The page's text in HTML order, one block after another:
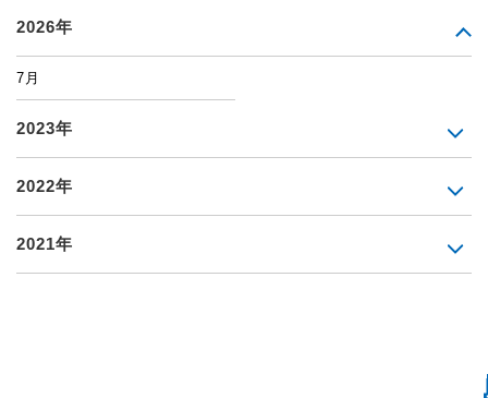
2026年
7月
2023年
2022年
2021年